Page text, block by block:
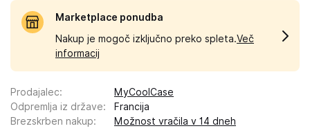
Marketplace ponudba
Nakup je mogoč izključno preko spleta.Več
informacij
Prodajalec:
MyCoolCase
Odpremlja iz države:
Francija
Brezskrben nakup: Možnost vračila v 14 dneh